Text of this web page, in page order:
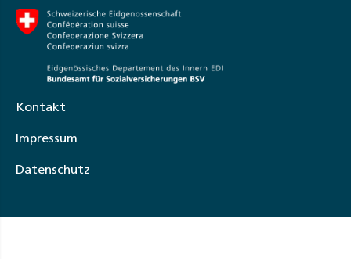
Kontakt
Impressum
Datenschutz